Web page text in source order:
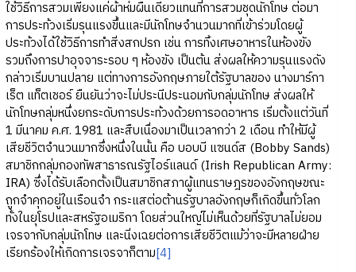
ใช้วิธีการสวมเพียงแค่ผ้าห่มผืนเดียวแทนที่การสวมชุดนักโทษ ต่อมา
การประท้วงเริ่มรุนแรงขึ้นและมีนักโทษจำนวนมากที่เข้าร่วมโดยผู้
ประท้วงได้ใช้วิธีการทำสิ่งสกปรก เช่น การทิ้งเศษอาหารในห้องขัง
รวมถึงการปาอุจจาระรอบ ๆ ห้องขัง เป็นต้น ส่งผลให้ความรุนแรงดัง
กล่าวเริ่มบานปลาย แต่ทางการอังกฤษภายใต้รัฐบาลของ นางมาร์กา
เร็ต แท็ตเชอร์ ยืนยันว่าจะไม่ประนีประนอมกับกลุ่มนักโทษ ส่งผลให้
นักโทษกลุ่มหนึ่งยกระดับการประท้วงด้วยการอดอาหาร เริ่มตั้งแต่วันที่
1 มีนาคม ค.ศ. 1981 และสืบเนื่องมาเป็นเวลากว่า 2 เดือน ทำให้มีผู้
เสียชีวิตจำนวนมากซึ่งหนึ่งในนั้น คือ บอบบี แซนด์ส (Bobby Sands)
สมาชิกกลุ่มกองทัพสาธารณรัฐไอร์แลนด์ (Irish Republican Army:
IRA) ซึ่งได้รับเลือกตั้งเป็นสมาชิกสภาผู้แทนราษฎรของอังกฤษขณะ
ถูกจำคุกอยู่ในเรือนจำ กระแสต่อต้านรัฐบาลอังกฤษก็เกิดขึ้นทั่วโลก
ทั้งในยุโรปและสหรัฐอเมริกา โดยส่วนใหญ่ไม่เห็นด้วยที่รัฐบาลไม่ยอม
เจรจากับกลุ่มนักโทษ และนิ่งเฉยต่อการเสียชีวิตแม้ว่าจะมีหลายฝ่าย
เรียกร้องให้เกิดการเจรจาก็ตาม[4]